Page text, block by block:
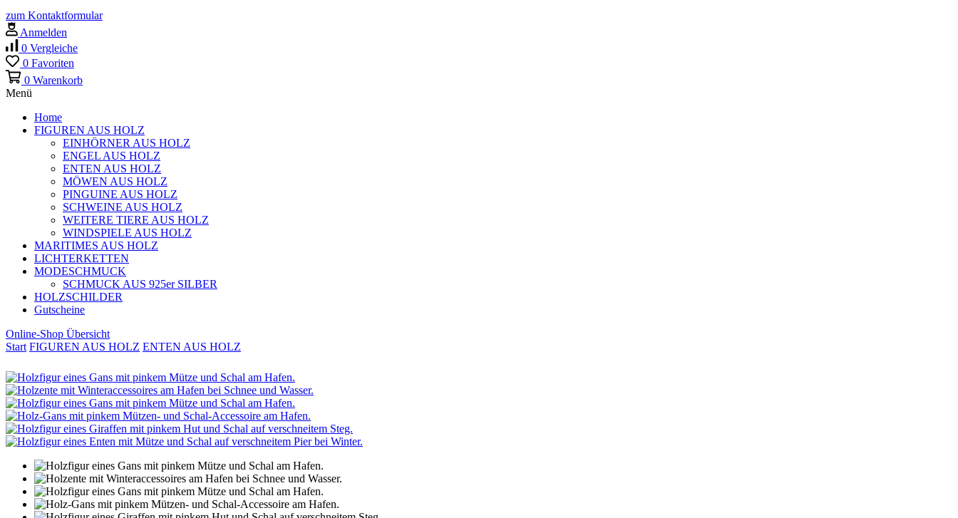
zum Kontaktformular
Anmelden
0 Vergleiche
0 Favoriten
0 Warenkorb
Menü
Home
FIGUREN AUS HOLZ
EINHÖRNER AUS HOLZ
ENGEL AUS HOLZ
ENTEN AUS HOLZ
MÖWEN AUS HOLZ
PINGUINE AUS HOLZ
SCHWEINE AUS HOLZ
WEITERE TIERE AUS HOLZ
WINDSPIELE AUS HOLZ
MARITIMES AUS HOLZ
LICHTERKETTEN
MODESCHMUCK
SCHMUCK AUS 925er SILBER
HOLZSCHILDER
Gutscheine
Online-Shop Übersicht
Start FIGUREN AUS HOLZ ENTEN AUS HOLZ